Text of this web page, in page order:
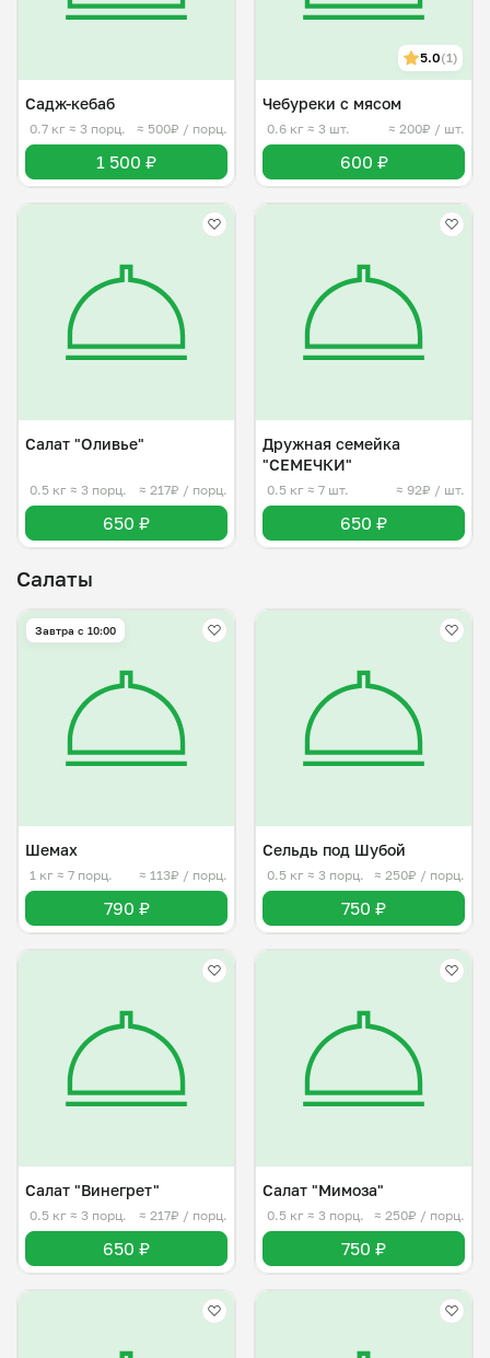
Садж-кебаб
0.7 кг ≈ 3 порц. ≈ 500₽ / порц.
1 500 ₽
5.0(1)
Чебуреки с мясом
0.6 кг ≈ 3 шт. ≈ 200₽ / шт.
600 ₽
Салат "Оливье"
0.5 кг ≈ 3 порц. ≈ 217₽ / порц.
650 ₽
Дружная семейка
"СЕМЕЧКИ"
0.5 кг ≈ 7 шт. ≈ 92₽ / шт.
650 ₽
Салаты
Завтра c 10:00
Шемах
1 кг ≈ 7 порц. ≈ 113₽ / порц.
790 ₽
Сельдь под Шубой
0.5 кг ≈ 3 порц. ≈ 250₽ / порц.
750 ₽
Салат "Винегрет"
0.5 кг ≈ 3 порц. ≈ 217₽ / порц.
650 ₽
Салат "Мимоза"
0.5 кг ≈ 3 порц. ≈ 250₽ / порц.
750 ₽